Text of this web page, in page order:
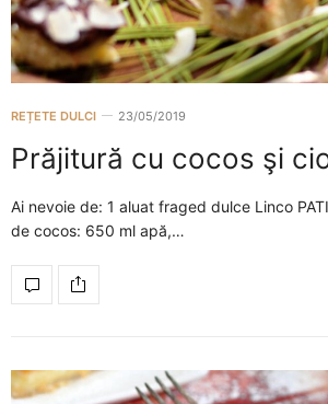
REȚETE DULCI 23/05/2019
Prăjitură cu cocos şi
Ai nevoie de: 1 aluat fraged dulce Linco
de cocos: 650 ml apă,…